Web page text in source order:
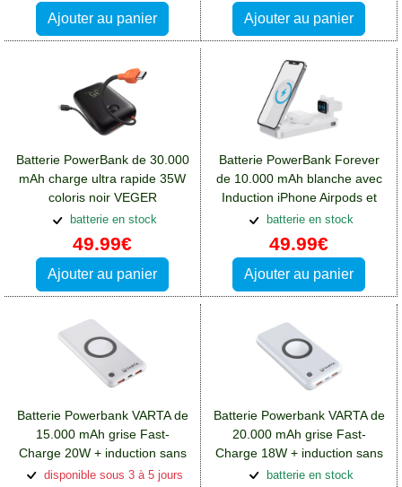
Ajouter au panier Ajouter au panier
Batterie PowerBank de 30.000
mAh charge ultra rapide 35W
coloris noir VEGER
W3018:Batterie Wiko View 4
Lite
batterie en stock
49.99€
Ajouter au panier
Batterie PowerBank Forever
de 10.000 mAh blanche avec
Induction iPhone Airpods et
Watch:Batterie Wiko View 4
Lite
batterie en stock
49.99€
Ajouter au panier
Batterie Powerbank VARTA de
15.000 mAh grise Fast-
Charge 20W + induction sans
fil:Batterie Wiko View 4 Lite
disponible sous 3 à 5 jours
Batterie Powerbank VARTA de
20.000 mAh grise Fast-
Charge 18W + induction sans
fil:Batterie Wiko View 4 Lite
batterie en stock